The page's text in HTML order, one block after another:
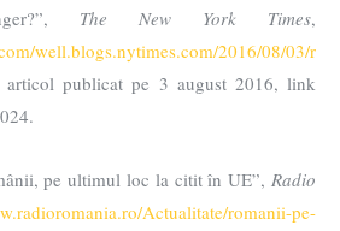
The New York Times,
well.blogs.nytimes.com/2016/08/03/r
articol publicat pe 3 august 2016, link
pe ultimul loc la citit în UE”, Radio
Actualitate/romanii-pe-